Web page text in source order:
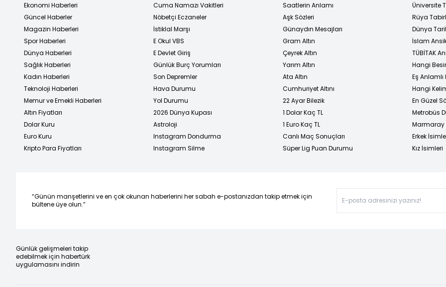
Ekonomi Haberleri
Güncel Haberler
Magazin Haberleri
Spor Haberleri
Dünya Haberleri
Sağlık Haberleri
Kadın Haberleri
Teknoloji Haberleri
Memur ve Emekli Haberleri
Altın Fiyatları
Dolar Kuru
Euro Kuru
Kripto Para Fiyatları
Cuma Namazı Vakitleri
Nöbetçi Eczaneler
İstiklal Marşı
E Okul VBS
E Devlet Giriş
Günlük Burç Yorumları
Son Depremler
Hava Durumu
Yol Durumu
2026 Dünya Kupası
Astroloji
Instagram Dondurma
Instagram Silme
Saatlerin Anlamı
Aşk Sözleri
Günaydın Mesajları
Gram Altın
Çeyrek Altın
Yarım Altın
Ata Altın
Cumhuriyet Altını
22 Ayar Bilezik
1 Dolar Kaç TL
1 Euro Kaç TL
Canlı Maç Sonuçları
Süper Lig Puan Durumu
Üniversite
Rüya
Dünya
İslam
TÜBİTAK
Hangi
Eş
Hangi
En Güzel
Metrobüs
Marmaray
Erkek
Kız İsimleri
“Günün manşetlerini ve en çok okunan haberlerini her sabah e-postanızdan takip etmek için
bültene üye olun.”
Günlük gelişmeleri takip
edebilmek için habertürk
uygulamasını indirin